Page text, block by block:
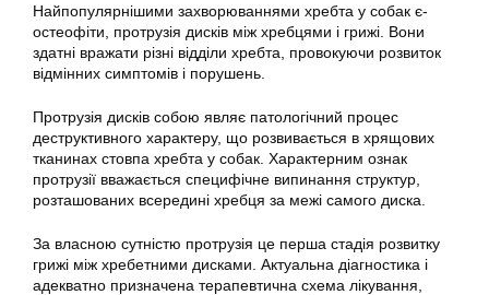
Найпопулярнішими захворюваннями хребта у собак є-
остеофіти, протрузія дисків між хребцями і грижі. Вони
здатні вражати різні відділи хребта, провокуючи розвиток
відмінних симптомів і порушень.
Протрузія дисків собою являє патологічний процес
деструктивного характеру, що розвивається в хрящових
тканинах стовпа хребта у собак. Характерним ознак
протрузії вважається специфічне випинання структур,
розташованих всередині хребця за межі самого диска.
За власною сутністю протрузія це перша стадія розвитку
грижі між хребетними дисками. Актуальна діагностика і
адекватно призначена терапевтична схема лікування,